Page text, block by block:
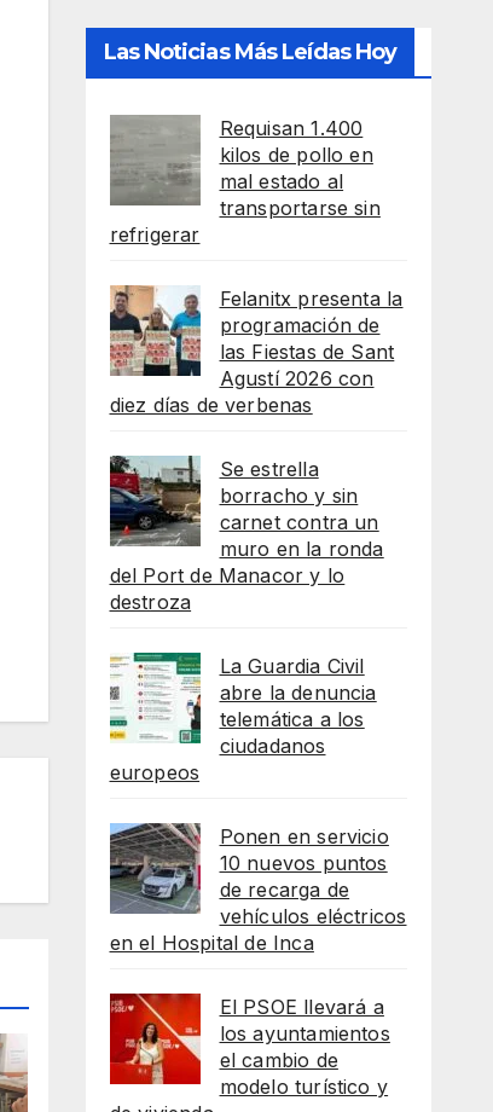
Las Noticias Más Leídas Hoy
Requisan 1.400
kilos de pollo en
mal estado al
transportarse sin
refrigerar
Felanitx presenta la
programación de
las Fiestas de Sant
Agustí 2026 con
diez días de verbenas
Se estrella
borracho y sin
carnet contra un
muro en la ronda
del Port de Manacor y lo
destroza
La Guardia Civil
abre la denuncia
telemática a los
ciudadanos
europeos
Ponen en servicio
10 nuevos puntos
de recarga de
vehículos eléctricos
en el Hospital de Inca
El PSOE llevará a
los ayuntamientos
el cambio de
modelo turístico y